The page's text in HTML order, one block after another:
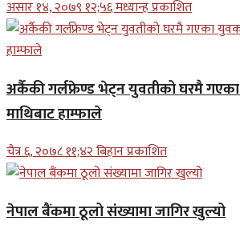
असार १४, २०७९ १२;५६ मध्यान्ह प्रकाशित
अर्कैकी गर्लफ्रेण्ड भेट्न युवतीको घरमै
माथिबाट हाम्फाले
चैत्र ६, २०७८ ११;४२ बिहान प्रकाशित
नेपाल बैंकमा ठूलो संख्यामा जागिर खुल्यो